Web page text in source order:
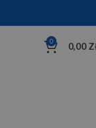
0 0,00